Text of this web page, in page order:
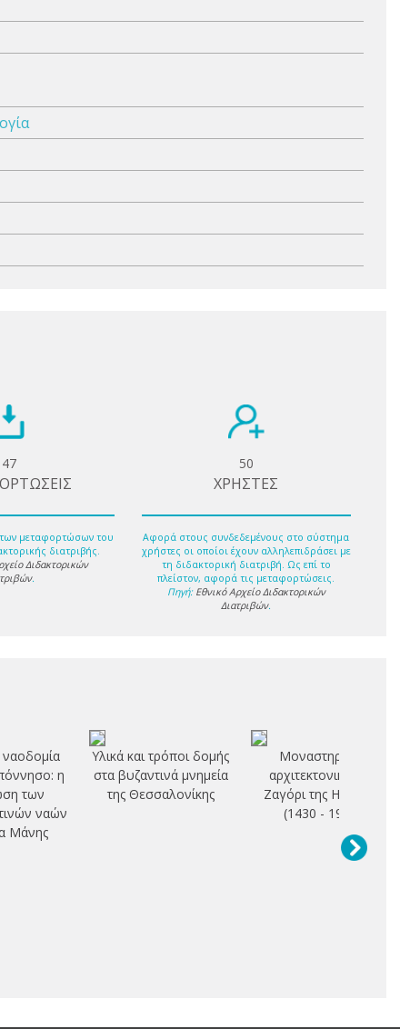
47
μεταφορτώσων του
διατριβής.
Διδακτορικών
.
50
ΧΡΗΣΤΕΣ
Αφορά στους συνδεδεμένους στο σύστημα
χρήστες οι οποίοι έχουν αλληλεπιδράσει με
τη διδακτορική διατριβή. Ως επί το
πλείστον, αφορά τις μεταφορτώσεις.
Πηγή: Εθνικό Αρχείο Διδακτορικών
Διατριβών.
ναοδομία
η
των
ναών
Μάνης
Υλικά και τρόποι δομής
στα βυζαντινά μνημεία
της Θεσσαλονίκης
Μοναστηριακή
αρχιτεκτονική στο
Ζαγόρι της Ηπείρου
(1430 - 1913)